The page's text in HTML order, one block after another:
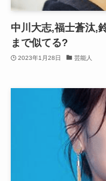
中川大志,福士蒼汰,
まで似てる?
2023年1月28日 芸能人